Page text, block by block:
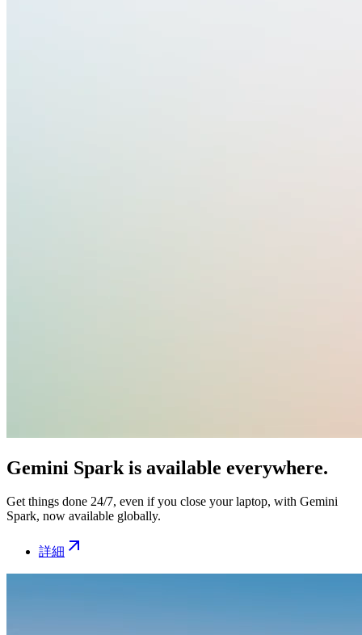
Gemini Spark is available everywhere.
Get things done 24/7, even if you close your laptop, with Gemini
Spark, now available globally.
詳細